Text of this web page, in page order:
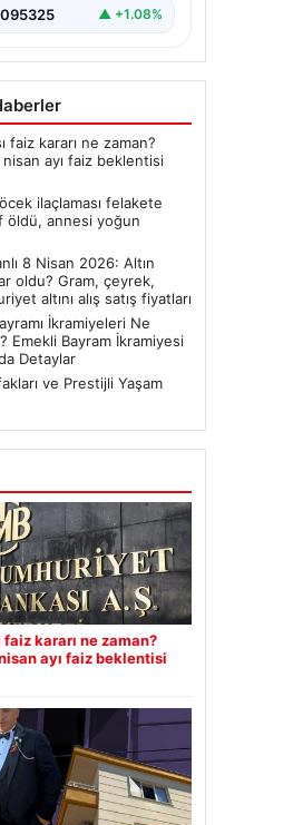
▲ +1.08%
faiz kararı ne zaman?
ayı faiz beklentisi
ilaçlaması felakete
öldü, annesi yoğun
8 Nisan 2026: Altın
oldu? Gram, çeyrek,
altını alış satış fiyatları
İkramiyeleri Ne
Emekli Bayram İkramiyesi
Detaylar
ve Prestijli Yaşam
kararı ne zaman?
ayı faiz beklentisi